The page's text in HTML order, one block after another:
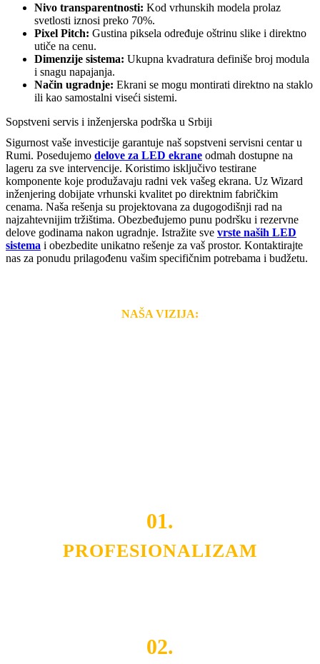
Nivo transparentnosti: Kod vrhunskih modela prolaz
svetlosti iznosi preko 70%.
Pixel Pitch: Gustina piksela određuje oštrinu slike i direktno
utiče na cenu.
Dimenzije sistema: Ukupna kvadratura definiše broj modula
i snagu napajanja.
Način ugradnje: Ekrani se mogu montirati direktno na staklo
ili kao samostalni viseći sistemi.
Sopstveni servis i inženjerska podrška u Srbiji
Sigurnost vaše investicije garantuje naš sopstveni servisni centar u
Rumi. Posedujemo delove za LED ekrane odmah dostupne na
lageru za sve intervencije. Koristimo isključivo testirane
komponente koje produžavaju radni vek vašeg ekrana. Uz Wizard
inženjering dobijate vrhunski kvalitet po direktnim fabričkim
cenama. Naša rešenja su projektovana za dugogodišnji rad na
najzahtevnijim tržištima. Obezbeđujemo punu podršku i rezervne
delove godinama nakon ugradnje. Istražite sve vrste naših LED
sistema i obezbedite unikatno rešenje za vaš prostor. Kontaktirajte
nas za ponudu prilagođenu vašim specifičnim potrebama i budžetu.
NAŠA VIZIJA:
01.
PROFESIONALIZAM
02.